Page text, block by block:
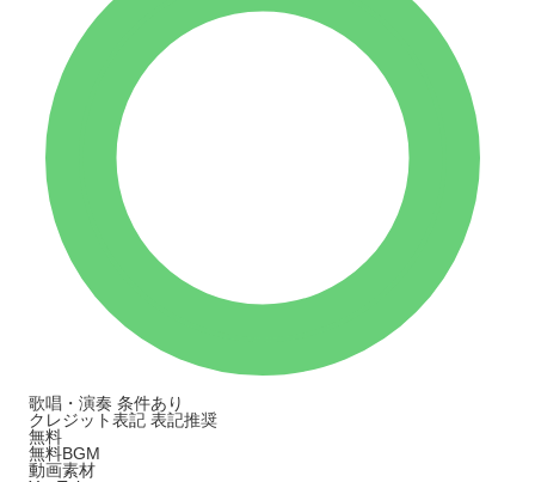
歌唱・演奏 条件あり
クレジット表記 表記推奨
無料
無料BGM
動画素材